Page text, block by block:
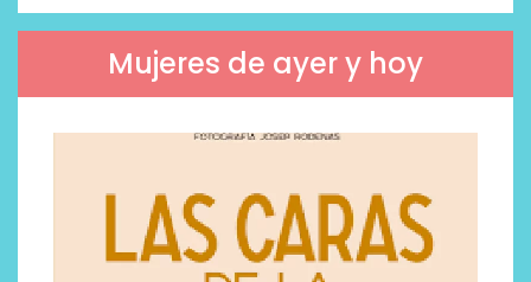
Mujeres de ayer y hoy